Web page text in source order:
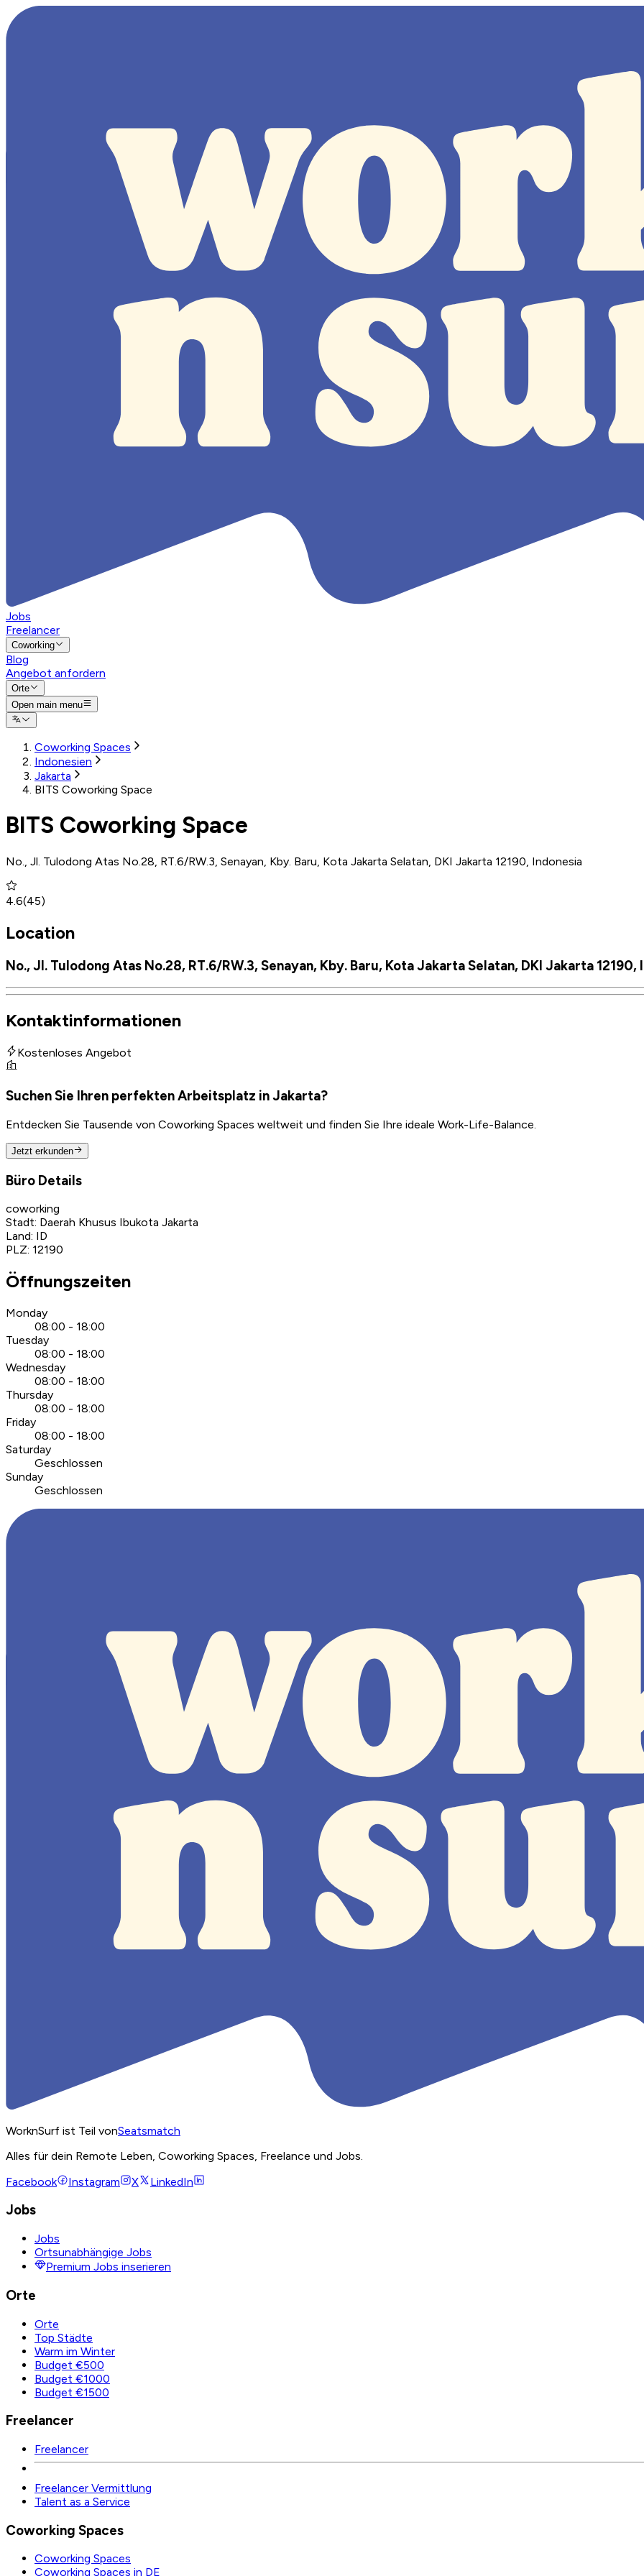
Jobs
Freelancer
Coworking
Blog
Angebot anfordern
Orte
Open main menu
Coworking Spaces
Indonesien
Jakarta
BITS Coworking Space
BITS Coworking Space
No., Jl. Tulodong Atas No.28, RT.6/RW.3, Senayan, Kby. Baru, Kota Jakarta Selatan, DKI Jakarta 12190, Indonesia
4.6(45)
Location
No., Jl. Tulodong Atas No.28, RT.6/RW.3, Senayan, Kby. Baru, Kota Jakarta Selatan, DKI Jakarta 12190,
Kontaktinformationen
Kostenloses Angebot
Suchen Sie Ihren perfekten Arbeitsplatz in Jakarta?
Entdecken Sie Tausende von Coworking Spaces weltweit und finden Sie Ihre ideale Work-Life-Balance.
Jetzt erkunden
Büro Details
coworking
Stadt: Daerah Khusus Ibukota Jakarta
Land: ID
PLZ: 12190
Öffnungszeiten
Monday
08:00 - 18:00
Tuesday
08:00 - 18:00
Wednesday
08:00 - 18:00
Thursday
08:00 - 18:00
Friday
08:00 - 18:00
Saturday
Geschlossen
Sunday
Geschlossen
WorknSurf ist Teil vonSeatsmatch
Alles für dein Remote Leben, Coworking Spaces, Freelance und Jobs.
Facebook
Instagram X LinkedIn
Jobs
Jobs
Ortsunabhängige Jobs
Premium Jobs inserieren
Orte
Orte
Top Städte
Warm im Winter
Budget €500
Budget €1000
Budget €1500
Freelancer
Freelancer
Freelancer Vermittlung
Talent as a Service
Coworking Spaces
Coworking Spaces
Coworking Spaces in DE